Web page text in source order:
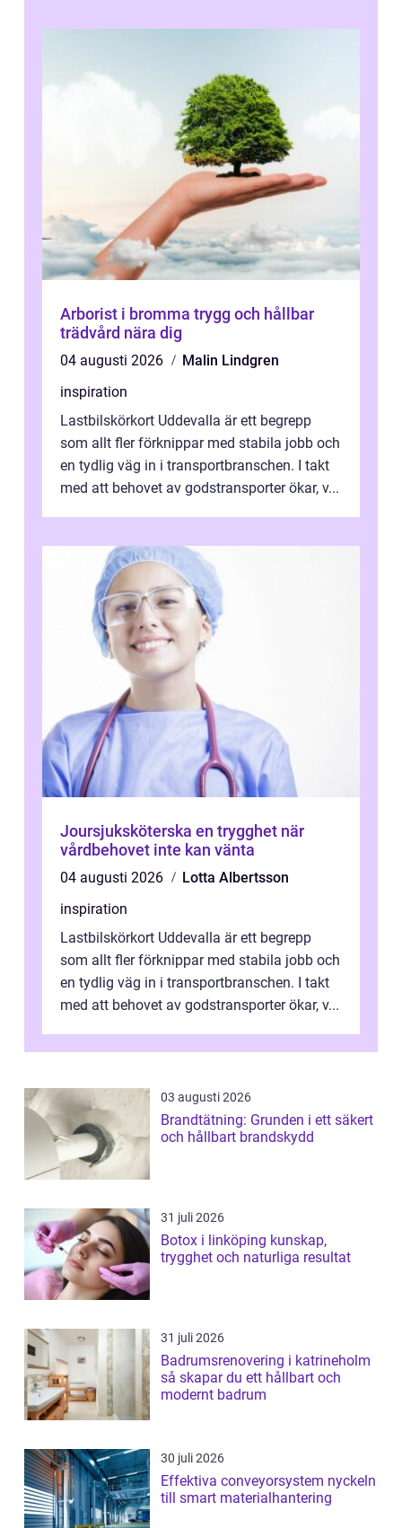
Arborist i bromma trygg och hållbar
trädvård nära dig
04 augusti 2026
Malin Lindgren
inspiration
Lastbilskörkort Uddevalla är ett begrepp
som allt fler förknippar med stabila jobb och
en tydlig väg in i transportbranschen. I takt
med att behovet av godstransporter ökar, v...
Joursjuksköterska en trygghet när
vårdbehovet inte kan vänta
04 augusti 2026
Lotta Albertsson
inspiration
Lastbilskörkort Uddevalla är ett begrepp
som allt fler förknippar med stabila jobb och
en tydlig väg in i transportbranschen. I takt
med att behovet av godstransporter ökar, v...
03 augusti 2026
Brandtätning: Grunden i ett säkert
och hållbart brandskydd
31 juli 2026
Botox i linköping kunskap,
trygghet och naturliga resultat
31 juli 2026
Badrumsrenovering i katrineholm
så skapar du ett hållbart och
modernt badrum
30 juli 2026
Effektiva conveyorsystem nyckeln
till smart materialhantering